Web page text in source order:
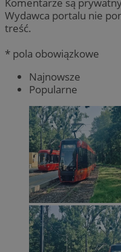
Wydawca portalu nie
treść.
* pola obowiązkowe
Najnowsze
Popularne